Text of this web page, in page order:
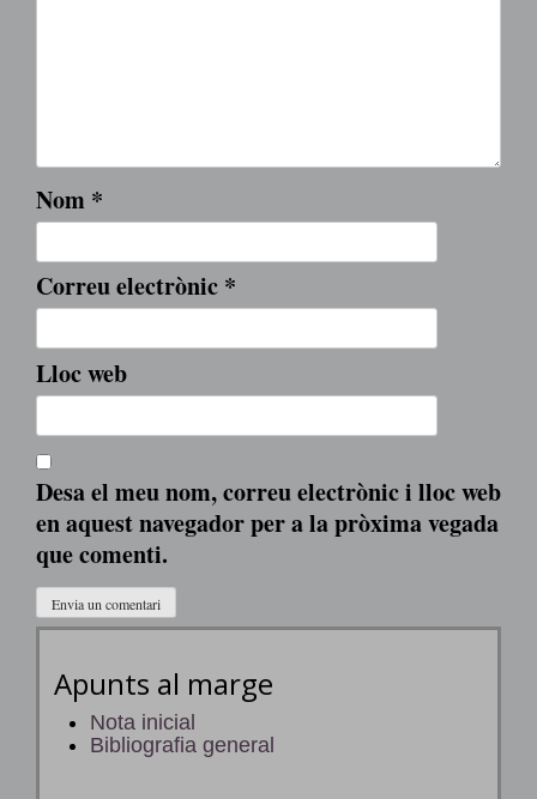
Nom *
Correu electrònic *
Lloc web
Desa el meu nom, correu electrònic i lloc web
en aquest navegador per a la pròxima vegada
que comenti.
Apunts al marge
Nota inicial
Bibliografia general